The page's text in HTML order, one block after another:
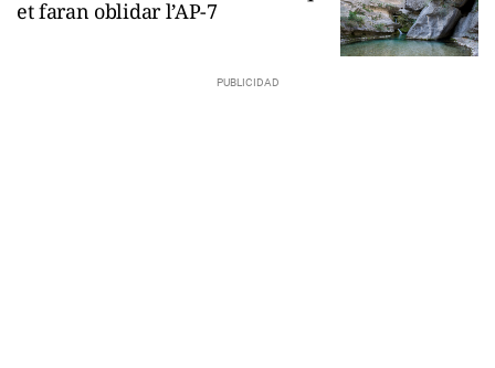
et faran oblidar l’AP-7